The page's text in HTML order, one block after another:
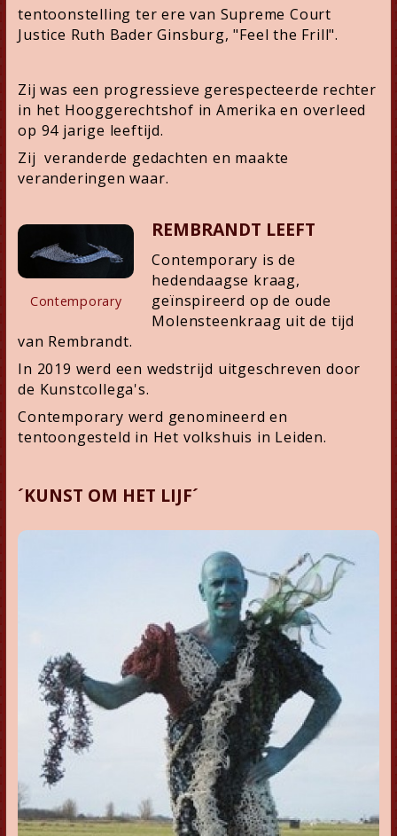
tentoonstelling ter ere van Supreme Court
Justice Ruth Bader Ginsburg, "Feel the Frill".
Zij was een progressieve gerespecteerde rechter
in het Hooggerechtshof in Amerika en overleed
op 94 jarige leeftijd.
Zij veranderde gedachten en maakte
veranderingen waar.
Contemporary
REMBRANDT LEEFT
Contemporary is de
hedendaagse kraag,
geïnspireerd op de oude
Molensteenkraag uit de tijd
van Rembrandt.
In 2019 werd een wedstrijd uitgeschreven door
de Kunstcollega's.
Contemporary werd genomineerd en
tentoongesteld in Het volkshuis in Leiden.
´KUNST OM HET LIJF´